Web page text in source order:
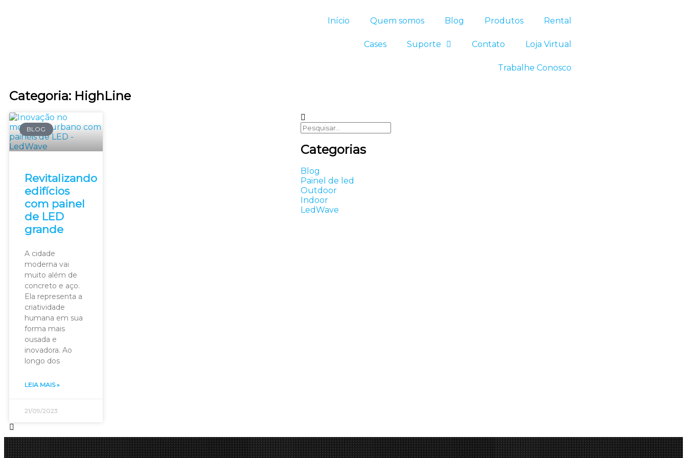
Início Quem somos Blog Produtos Rental
Cases Suporte Contato Loja Virtual
Trabalhe Conosco
Categoria: HighLine
BLOG
Revitalizando
edifícios
com painel
de LED
grande
A cidade
moderna vai
muito além de
concreto e aço.
Ela representa a
criatividade
humana em sua
forma mais
ousada e
inovadora. Ao
longo dos
LEIA MAIS »
21/09/2023
Categorias
Blog
Painel de led
Outdoor
Indoor
LedWave